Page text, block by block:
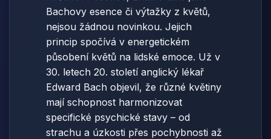
Bachovy esence či výtažky z květů,
nejsou žádnou novinkou. Jejich
princip spočívá v energetickém
působení květů na lidské emoce. Už v
30. letech 20. století anglický lékař
Edward Bach objevil, že různé květiny
mají schopnost harmonizovat
specifické psychické stavy – od
strachu a úzkosti přes pochybnosti až